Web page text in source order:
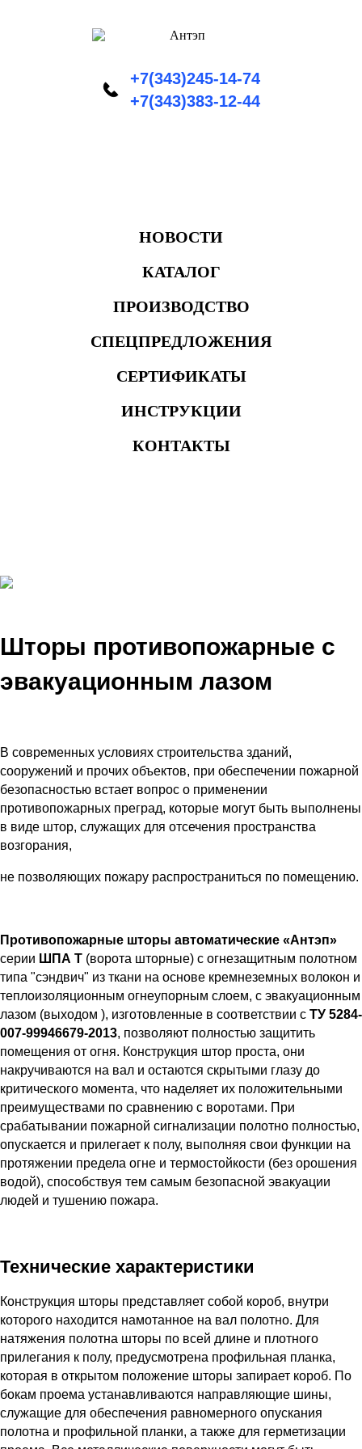
+7(343)245-14-74
+7(343)383-12-44
НОВОСТИ
КАТАЛОГ
ПРОИЗВОДСТВО
СПЕЦПРЕДЛОЖЕНИЯ
СЕРТИФИКАТЫ
ИНСТРУКЦИИ
КОНТАКТЫ
Шторы противопожарные с
эвакуационным лазом
В современных условиях строительства зданий,
сооружений и прочих объектов, при обеспечении пожарной
безопасностью встает вопрос о применении
противопожарных преград, которые могут быть выполнены
в виде штор, служащих для отсечения пространства
возгорания,
не позволяющих пожару распространиться по помещению.
Противопожарные шторы автоматические «Антэп»
серии ШПА Т (ворота шторные) с огнезащитным полотном
типа "сэндвич" из ткани на основе кремнеземных волокон и
теплоизоляционным огнеупорным слоем, с эвакуационным
лазом (выходом ), изготовленные в соответствии с ТУ 5284-
007-99946679-2013, позволяют полностью защитить
помещения от огня. Конструкция штор проста, они
накручиваются на вал и остаются скрытыми глазу до
критического момента, что наделяет их положительными
преимуществами по сравнению с воротами. При
срабатывании пожарной сигнализации полотно полностью,
опускается и прилегает к полу, выполняя свои функции на
протяжении предела огне и термостойкости (без орошения
водой), способствуя тем самым безопасной эвакуации
людей и тушению пожара.
Технические характеристики
Конструкция шторы представляет собой короб, внутри
которого находится намотанное на вал полотно. Для
натяжения полотна шторы по всей длине и плотного
прилегания к полу, предусмотрена профильная планка,
которая в открытом положение шторы запирает короб. По
бокам проема устанавливаются направляющие шины,
служащие для обеспечения равномерного опускания
полотна и профильной планки, а также для герметизации